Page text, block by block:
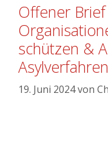
Offener
schützen &
19. Juni 2024von